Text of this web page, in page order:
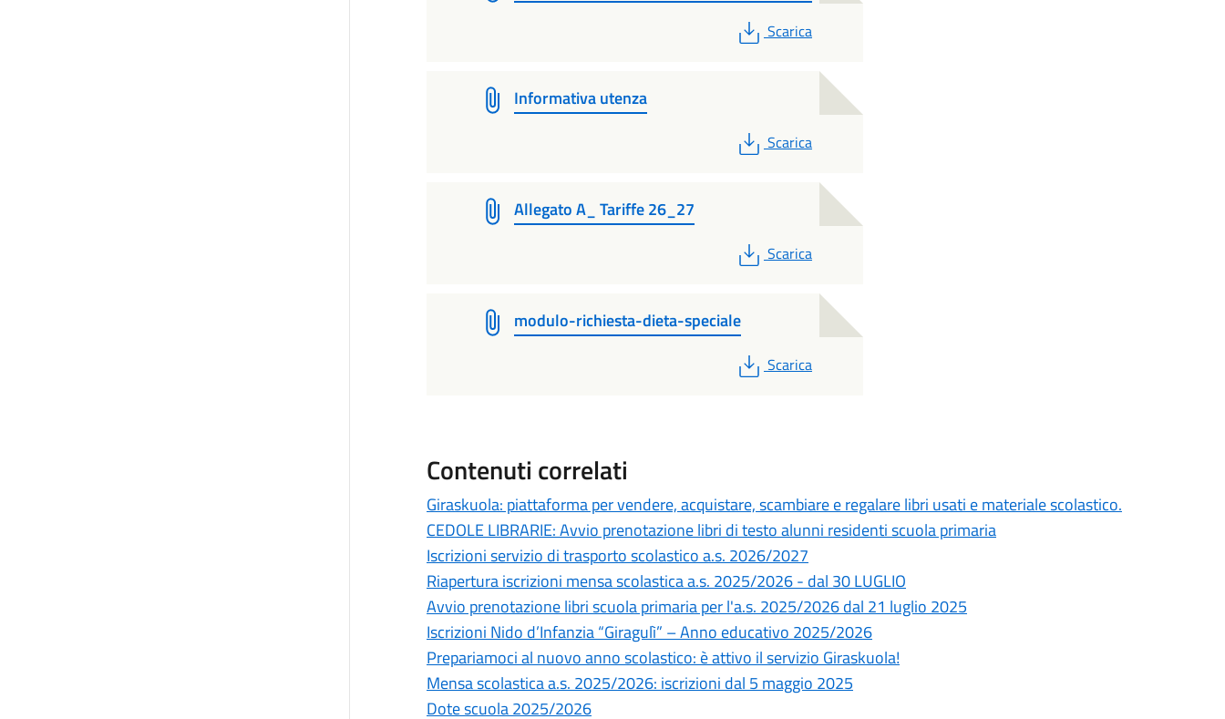
PDF
Scarica
Informativa utenza
PDF
Scarica
Allegato A_ Tariffe 26_27
PDF
Scarica
modulo-richiesta-dieta-speciale
PDF
Scarica
Contenuti correlati
Giraskuola: piattaforma per vendere, acquistare, scambiare e regalare libri usati e materiale scolastico.
CEDOLE LIBRARIE: Avvio prenotazione libri di testo alunni residenti scuola primaria
Iscrizioni servizio di trasporto scolastico a.s. 2026/2027
Riapertura iscrizioni mensa scolastica a.s. 2025/2026 - dal 30 LUGLIO
Avvio prenotazione libri scuola primaria per l'a.s. 2025/2026 dal 21 luglio 2025
Iscrizioni Nido d’Infanzia “Giragulì” – Anno educativo 2025/2026
Prepariamoci al nuovo anno scolastico: è attivo il servizio Giraskuola!
Mensa scolastica a.s. 2025/2026: iscrizioni dal 5 maggio 2025
Dote scuola 2025/2026